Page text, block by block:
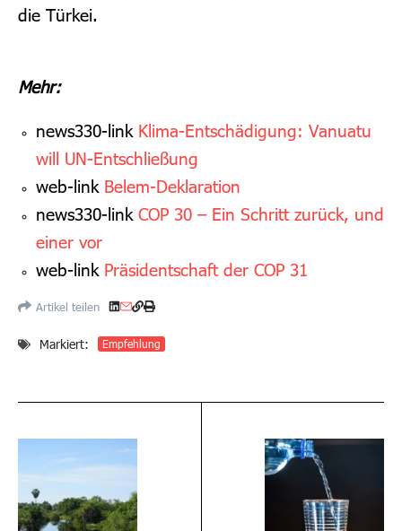
die Türkei.
Mehr:
news330-link Klima-Entschädigung: Vanuatu
will UN-Entschließung
web-link Belem-Deklaration
news330-link COP 30 – Ein Schritt zurück, und
einer vor
web-link Präsidentschaft der COP 31
Artikel teilen
Markiert: Empfehlung